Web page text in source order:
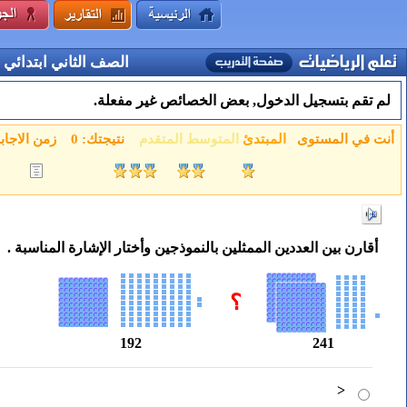
الصف الثاني ابتدائي
لم تقم بتسجيل الدخول, بعض الخصائص غير مفعلة.
أنت في المستوى المبتدئ المتوسط المتقدم نتيجتك: 0 زمن
أقارن بين العددين الممثلين بالنموذجين وأختار الإشارة المناسبة .
؟
241
192
<